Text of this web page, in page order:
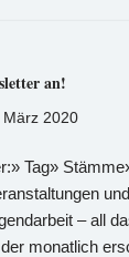
an!
März 2020
Tag»
– all
monatlich